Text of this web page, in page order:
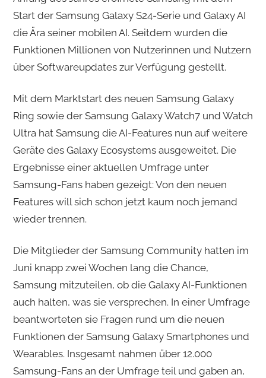
Start der Samsung Galaxy S24-Serie und Galaxy AI
die Ära seiner mobilen AI. Seitdem wurden die
Funktionen Millionen von Nutzerinnen und Nutzern
über Softwareupdates zur Verfügung gestellt.
Mit dem Marktstart des neuen Samsung Galaxy
Ring sowie der Samsung Galaxy Watch7 und Watch
Ultra hat Samsung die AI-Features nun auf weitere
Geräte des Galaxy Ecosystems ausgeweitet. Die
Ergebnisse einer aktuellen Umfrage unter
Samsung-Fans haben gezeigt: Von den neuen
Features will sich schon jetzt kaum noch jemand
wieder trennen.
Die Mitglieder der Samsung Community hatten im
Juni knapp zwei Wochen lang die Chance,
Samsung mitzuteilen, ob die Galaxy AI-Funktionen
auch halten, was sie versprechen. In einer Umfrage
beantworteten sie Fragen rund um die neuen
Funktionen der Samsung Galaxy Smartphones und
Wearables. Insgesamt nahmen über 12.000
Samsung-Fans an der Umfrage teil und gaben an,